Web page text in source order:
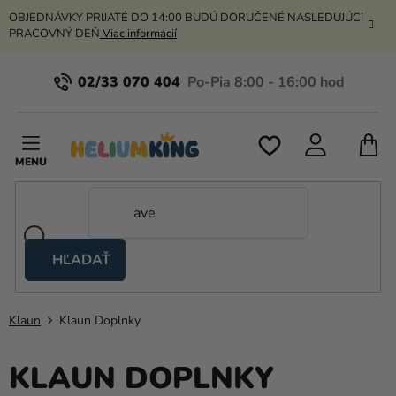
Prejsť
na
OBJEDNÁVKY PRIJATÉ DO 14:00 BUDÚ DORUČENÉ NASLEDUJÚCI
PRACOVNÝ DEŇ Viac informácií
02/33 070 404
HĽADAŤ
stany
Kanekalon
Hélium
a
Klaun Klaun Doplnky
KLAUN DOPLNKY